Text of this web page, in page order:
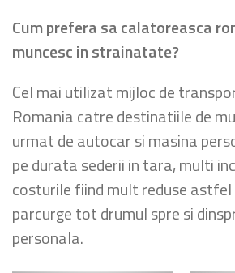
Cum prefera sa calatoreasca
muncesc in strainatate?
Cel mai utilizat mijloc de
Romania catre destinatiile de
urmat de autocar si masina
pe durata sederii in tara, multi
costurile fiind mult reduse
parcurge tot drumul spre si
personala.